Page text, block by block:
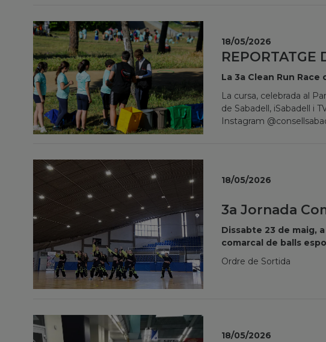
REPORTATGE
La 3a Clean Run
La cursa, celebrada al
de Sabadell, iSabadell i
Instagram
18/05/2026
3a Jornada
Dissabte 23 de maig,
comarcal de balls
Ordre de Sortida
18/05/2026
18/05/2026